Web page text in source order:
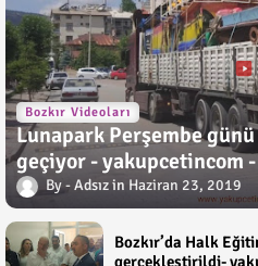
Bozkır Videoları
Lunapark Perşembe
geçiyor - yakupcetincom
Adsız Haziran 23, 2019
Bozkır’da Halk
gerçekleştirildi-